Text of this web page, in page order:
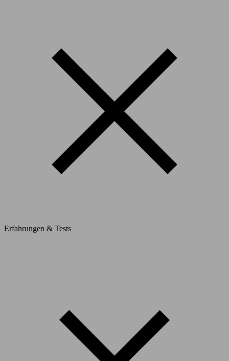
Erfahrungen & Tests